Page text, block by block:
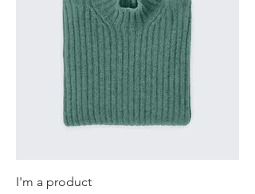
I'm a product